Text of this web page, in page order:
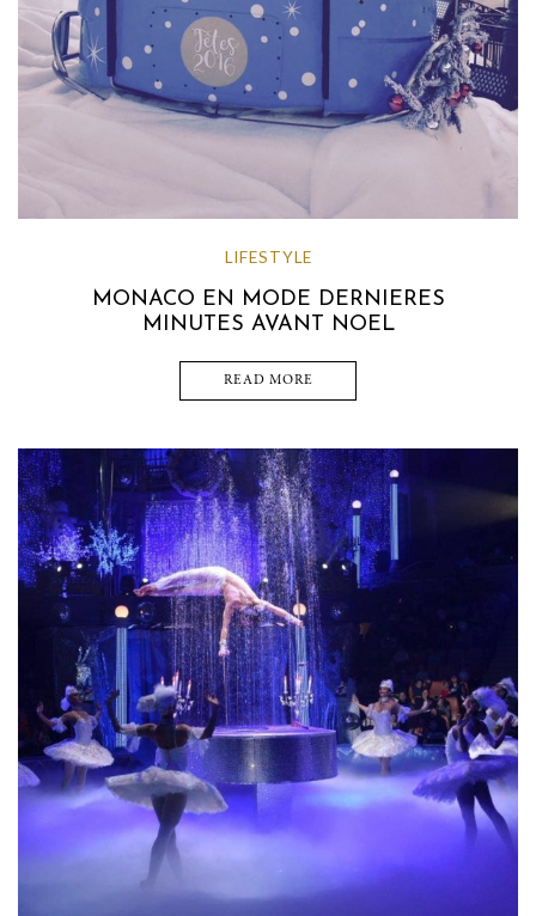
LIFESTYLE
MONACO EN MODE DERNIERES
MINUTES AVANT NOEL
READ MORE